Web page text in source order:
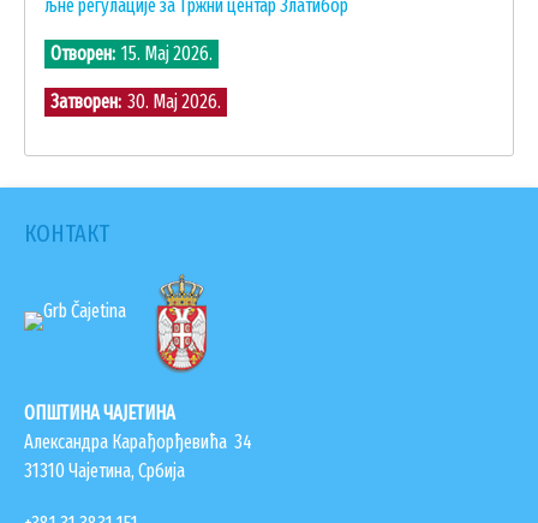
МЕСНЕ ЗАЈЕДНИЦЕ
ЈАВНА ПРЕДУЗЕЋА
КОМУНАЛНА МИЛИЦИЈА ОПШТИНЕ
ЧАЈЕТИНА
ИНТЕРНА РЕВИЗИЈА
љне регулације за Тржни центар Златибор
Отворен 15. Мај 2026.
Затворен 30. Мај 2026.
КОНТАКТ
ОПШТИНА ЧАЈЕТИНА
Александра Карађорђевића 34
31310 Чајетина, Србија